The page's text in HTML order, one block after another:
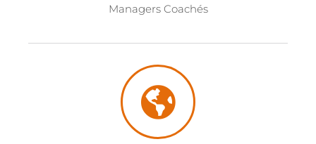
Managers Coachés